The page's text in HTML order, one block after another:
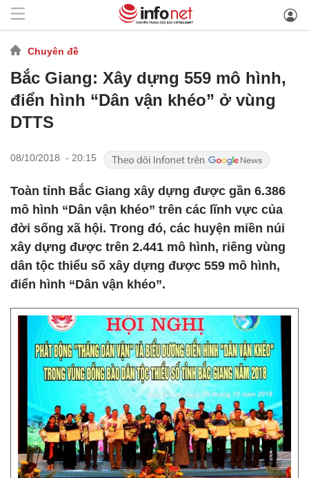
Chuyên đề
Bắc Giang: Xây dựng 559 mô hình,
điển hình “Dân vận khéo” ở vùng
DTTS
08/10/2018 - 20:15
Toàn tỉnh Bắc Giang xây dựng được gần 6.386
mô hình “Dân vận khéo” trên các lĩnh vực của
đời sống xã hội. Trong đó, các huyện miền núi
xây dựng được trên 2.441 mô hình, riêng vùng
dân tộc thiểu số xây dựng được 559 mô hình,
điển hình “Dân vận khéo”.